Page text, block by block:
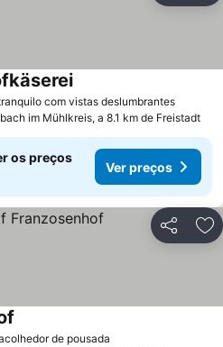
com vistas deslumbrantes
im Mühlkreis, a 8.1 km de Freistadt
os preços
Ver preços
Partilhar
de pousada